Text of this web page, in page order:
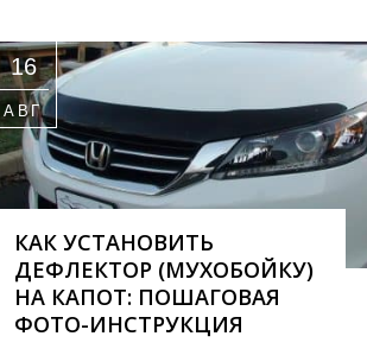
16
АВГ
КАК УСТАНОВИТЬ
ДЕФЛЕКТОР (МУХОБОЙКУ)
НА КАПОТ: ПОШАГОВАЯ
ФОТО-ИНСТРУКЦИЯ